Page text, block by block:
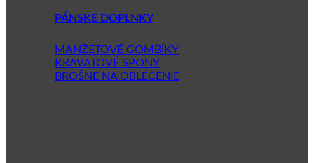
PÁNSKE DOPLNKY
MANŽETOVÉ GOMBÍKY
KRAVATOVÉ SPONY
BROŠNE NA OBLEČENIE